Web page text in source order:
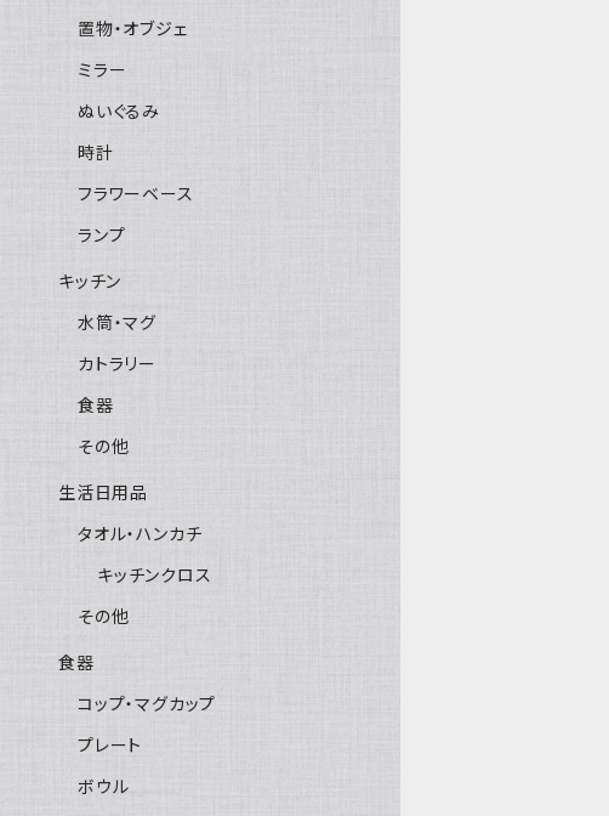
置物・オブジェ
ミラー
ぬいぐるみ
時計
フラワーベース
ランプ
キッチン
水筒・マグ
カトラリー
食器
その他
生活日用品
タオル・ハンカチ
キッチンクロス
その他
食器
コップ・マグカップ
プレート
ボウル